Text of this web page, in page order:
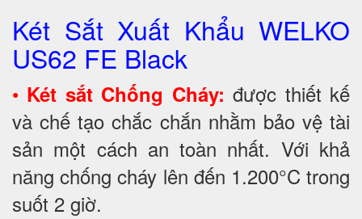
Két Sắt Xuất Khẩu WELKO
US62 FE Black
• Két sắt Chống Cháy: được thiết kế
và chế tạo chắc chắn nhằm bảo vệ tài
sản một cách an toàn nhất. Với khả
năng chống cháy lên đến 1.200°C trong
suốt 2 giờ.